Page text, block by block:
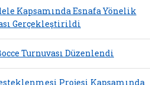
Kapsamında Esnafa Yönelik
Gerçekleştirildi
Turnuvası Düzenlendi
Projesi Kapsamında